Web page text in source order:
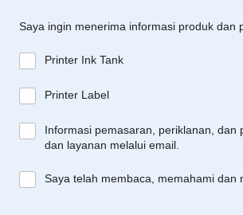
Saya ingin menerima informasi produk dan
Printer Ink Tank
Printer Label
Informasi pemasaran, periklanan, dan
dan layanan melalui email.
Saya telah membaca, memahami dan